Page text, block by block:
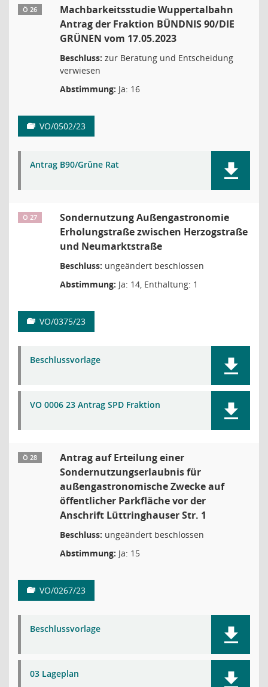
Ö 26
Machbarkeitsstudie Wuppertalbahn
Antrag der Fraktion BÜNDNIS 90/DIE
GRÜNEN vom 17.05.2023
Beschluss: zur Beratung und Entscheidung
verwiesen
Abstimmung: Ja: 16
VO/0502/23
Antrag B90/Grüne Rat
Ö 27
Sondernutzung Außengastronomie
Erholungstraße zwischen Herzogstraße
und Neumarktstraße
Beschluss: ungeändert beschlossen
Abstimmung: Ja: 14, Enthaltung: 1
VO/0375/23
Beschlussvorlage
VO 0006 23 Antrag SPD Fraktion
Ö 28
Antrag auf Erteilung einer
Sondernutzungserlaubnis für
außengastronomische Zwecke auf
öffentlicher Parkfläche vor der
Anschrift Lüttringhauser Str. 1
Beschluss: ungeändert beschlossen
Abstimmung: Ja: 15
VO/0267/23
Beschlussvorlage
03 Lageplan